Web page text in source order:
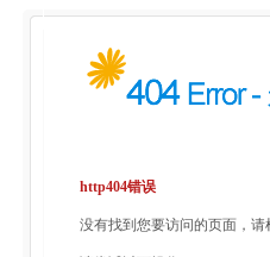
http404错误
没有找到您要访问的页面，